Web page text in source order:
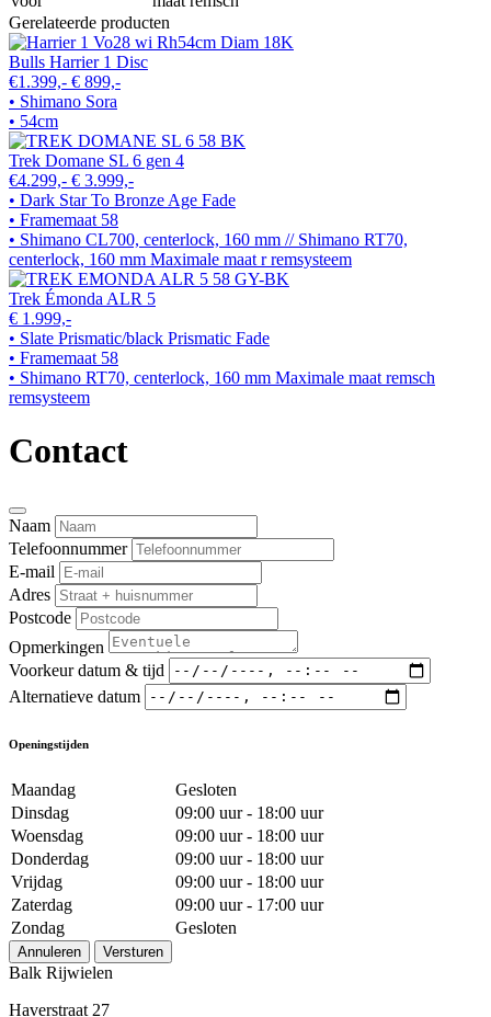
Gerelateerde producten
Bulls Harrier 1 Disc
€1.399,- € 899,-
• Shimano Sora
• 54cm
Trek Domane SL 6 gen 4
€4.299,- € 3.999,-
• Dark Star To Bronze Age Fade
• Framemaat 58
• Shimano CL700, centerlock, 160 mm // Shimano RT70,
centerlock, 160 mm Maximale maat r remsysteem
Trek Émonda ALR 5
€ 1.999,-
• Slate Prismatic/black Prismatic Fade
• Framemaat 58
• Shimano RT70, centerlock, 160 mm Maximale maat remsch
remsysteem
Contact
Naam
Telefoonnummer
E-mail
Adres
Postcode
Opmerkingen
Voorkeur datum & tijd
Alternatieve datum
Openingstijden
Maandag
Gesloten
Dinsdag
09:00 uur - 18:00 uur
Woensdag
09:00 uur - 18:00 uur
Donderdag
09:00 uur - 18:00 uur
Vrijdag
09:00 uur - 18:00 uur
Zaterdag
09:00 uur - 17:00 uur
Zondag
Gesloten
Annuleren Versturen
Balk Rijwielen
Haverstraat 27